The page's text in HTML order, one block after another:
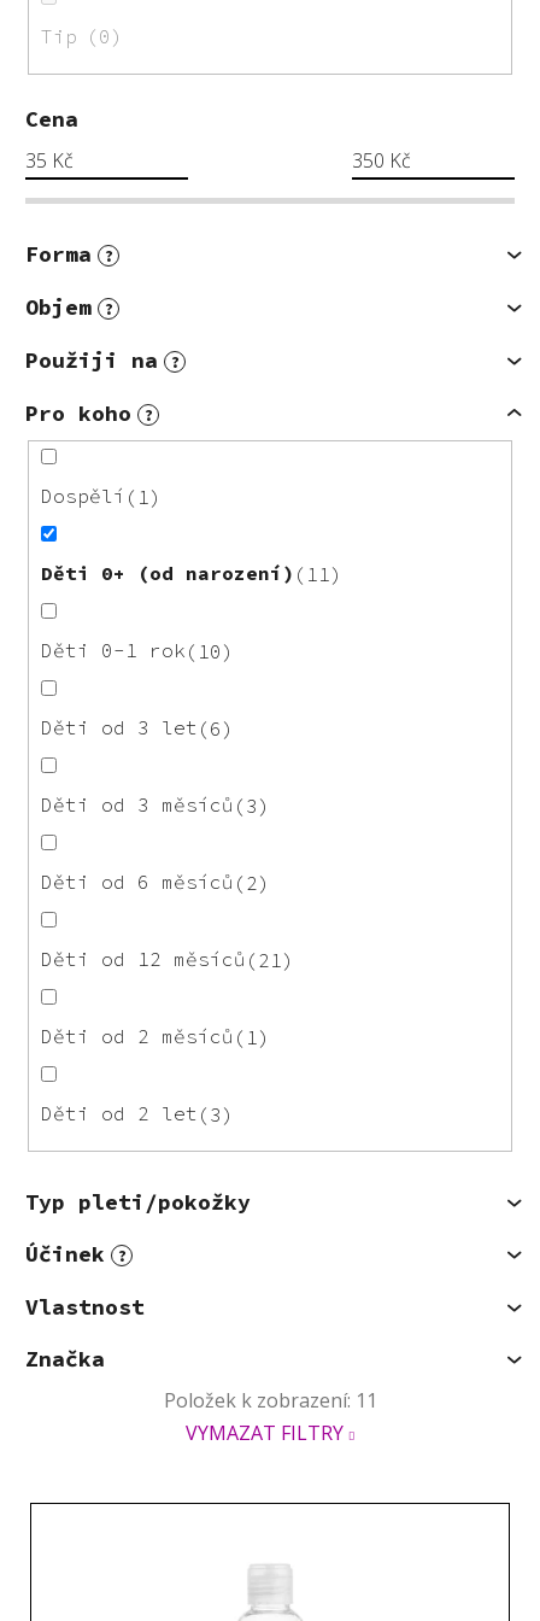
Tip 0
Cena
35 Kč 350 Kč
Forma ?
Objem ?
Použiji na ?
Pro koho ?
Dospělí 1
Děti 0+ (od narození) 11
Děti 0-1 rok 10
Děti od 3 let 6
Děti od 3 měsíců 3
Děti od 6 měsíců 2
Děti od 12 měsíců 21
Děti od 2 měsíců 1
Děti od 2 let 3
Typ pleti/pokožky
Účinek
?
Vlastnost
Značka
VYMAZAT FILTRY
Položek k zobrazení: 11